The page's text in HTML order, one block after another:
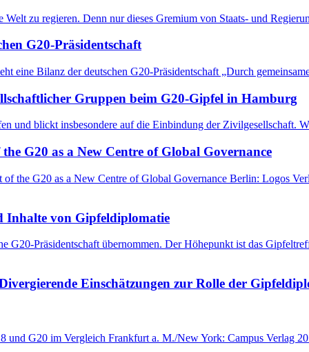
zu regieren. Denn nur dieses Gremium von Staats- und
G20-Präsidentschaft
eine Bilanz der deutschen G20-Präsidentschaft „Durch
Gruppen beim G20-Gipfel in Hamburg
und blickt insbesondere auf die Einbindung der Zivilgesellschaft.
G20 as a New Centre of Global Governance
the G20 as a New Centre of Global Governance Berlin: Logos
Inhalte von Gipfeldiplomatie
G20-Präsidentschaft übernommen. Der Höhepunkt ist das
Einschätzungen zur Rolle der
und G20 im Vergleich Frankfurt a. M./New York: Campus Verlag